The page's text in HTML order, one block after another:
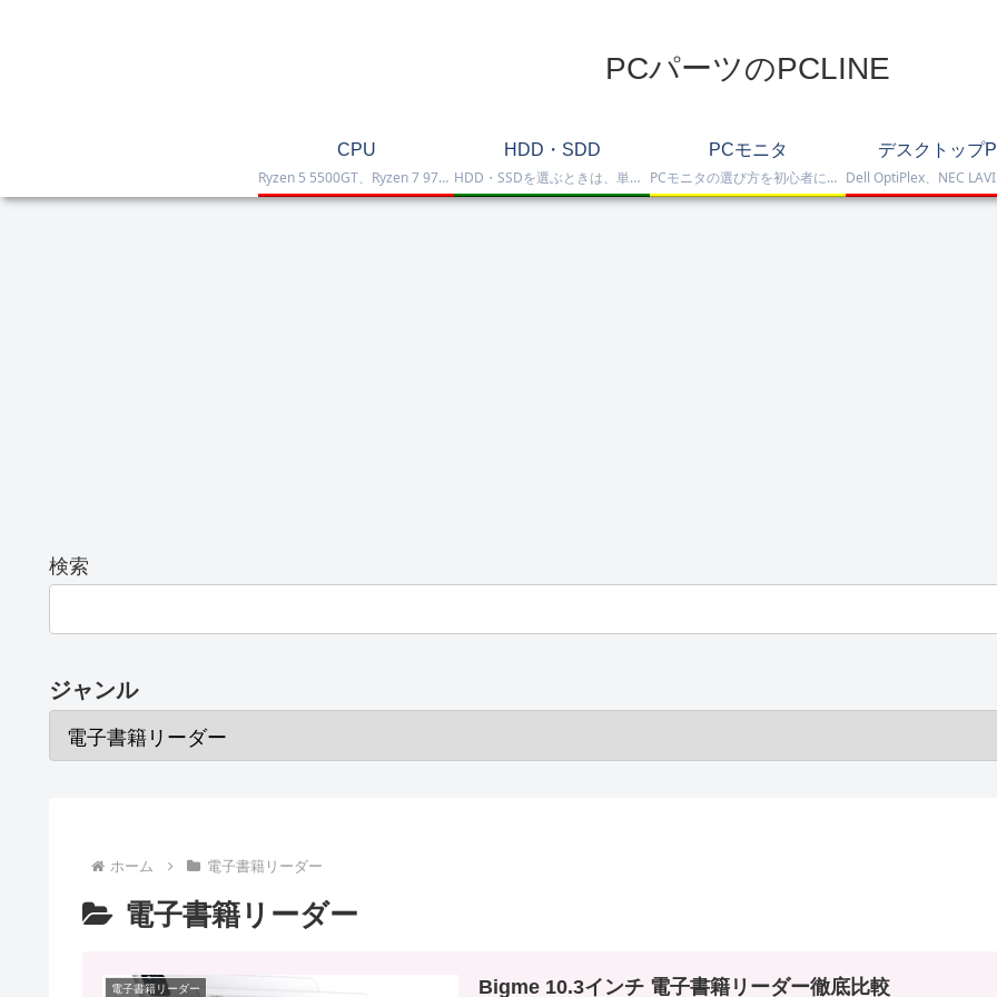
PCパーツのPCLINE
CPU
Ryzen 5 5500GT、Ryzen 7 9700X、Ryzen 7 9800X3D、Core Ultra 7 265K、Core i5-12400などを掲載したCPU一覧です。性能・価格・用途を比較しながら、自作PCやゲーミング向けの最適な1台を選べます。
HDD・SDD
HDD・SSDを選ぶときは、単に容量だけを見るのではなく、保存重視なのか、高速化したいのか、NAS運用なのか、外付けで使いたいのかまで整理して選ぶことが大切です。このカテゴリでは、HDDとSSDの基本的な違いを踏まえつつ、保存容量をしっかり確保したい方向けのHDD、高速起動や作業効率を重視したい方向けのSSD、さらにNAS向けHDDやNVMe SSD、SATA SSD、外付けストレージまで比較しや…
PCモニタ
PCモニタの選び方を初心者にも分かりやすく解説。ゲーミングモニタ、4K・高画質モニタ、モバイルモニタ、仕事・普段使い向けモニタまで、用途別に比較しやすくまとめています。
デスクトップ
検索
ジャンル
ホーム 電子書籍リーダー
電子書籍リーダー
電子書籍リーダー Bigme 10.3インチ 電子書籍リーダー徹底比較